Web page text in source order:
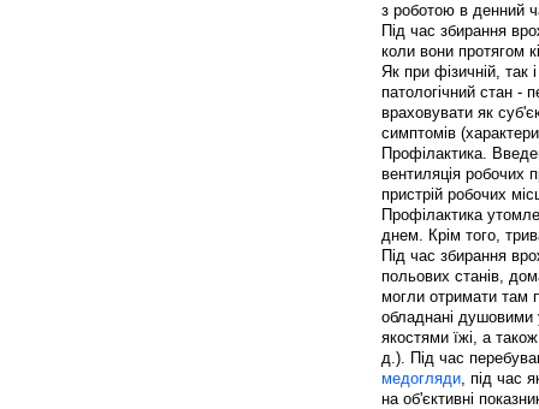
з роботою в денний
Під час збирання
коли вони протягом
Як при фізичній, так
патологічний стан -
враховувати як
симптомів
Профілактика.
вентиляція робочих
пристрій робочих
Профілактика
днем. Крім того,
Під час збирання
польових станів,
могли отримати там
обладнані душовими
якостями їжі, а
д.). Під час
медогляди, під час
на об'єктивні